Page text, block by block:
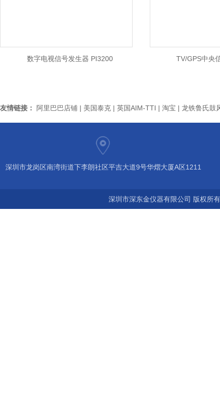
信号发生器 PI3200 TV/GPS中央信号源集成系统
友情链接： 阿里巴巴店铺 | 美国泰克 | 英国AIM-TTI | 淘宝 | 龙铁鲁氏鼓
深圳市龙岗区南湾街道下李朗社区平吉大道9号华熠大厦A区1211
深圳市深东金仪器有限公司 版权所